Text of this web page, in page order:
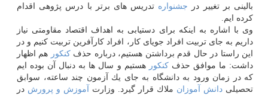
بالینی بر تغییر در جشنواره تدریس های برتر با درس پژوهی اقدام
كرده ایم.
وی با اشاره به اینكه برای دستیابی به اهداف اقتصاد مقاومتی نیاز
داریم به جای تربیت افراد جویای كار، افراد كارآفرین تربیت كنیم و در
این راستا در حال قدم برداشتن هستیم، درباره حذفكنكور هم اظهار
داشت: ما موافق حذفكنكور هستیم و سال ها به دنبال آن بوده ایم
كه در زمان ورود به دانشگاه به جای یك آزمون چند ساعته، سوابق
تحصیلی دانش آموزان ملاك قرار گیرد. وزارت آموزش و پرورش در